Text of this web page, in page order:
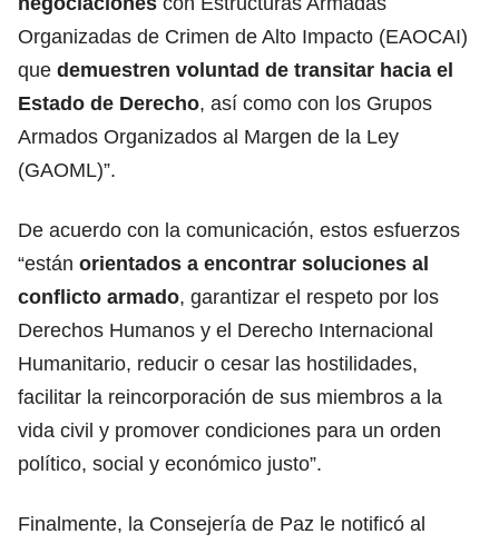
Organizadas de Crimen de Alto Impacto (EAOCAI)
que demuestren voluntad de transitar hacia el
Estado de Derecho, así como con los Grupos
Armados Organizados al Margen de la Ley
(GAOML)”.
De acuerdo con la comunicación, estos esfuerzos
“están orientados a encontrar soluciones al
conflicto armado, garantizar el respeto por los
Derechos Humanos y el Derecho Internacional
Humanitario, reducir o cesar las hostilidades,
facilitar la reincorporación de sus miembros a la
vida civil y promover condiciones para un orden
político, social y económico justo”.
Finalmente, la Consejería de Paz le notificó al